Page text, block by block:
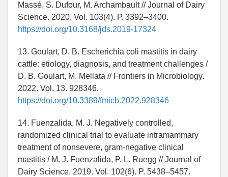
Massé, S. Dufour, M. Archambault // Journal of Dairy
Science. 2020. Vol. 103(4). Р. 3392–3400.
https://doi.org/10.3168/jds.2019-17324
13. Goulart, D. B. Escherichia coli mastitis in dairy
cattle: etiology, diagnosis, and treatment challenges /
D. B. Goulart, M. Mellata // Frontiers in Microbiology.
2022. Vol. 13. 928346.
https://doi.org/10.3389/fmicb.2022.928346
14. Fuenzalida, M. J. Negatively controlled,
randomized clinical trial to evaluate intramammary
treatment of nonsevere, gram-negative clinical
mastitis / M. J. Fuenzalida, P. L. Ruegg // Journal of
Dairy Science. 2019. Vol. 102(6). P. 5438–5457.